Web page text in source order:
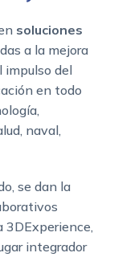
soluciones
a la mejora
impulso del
en todo
naval,
se dan la
integrador